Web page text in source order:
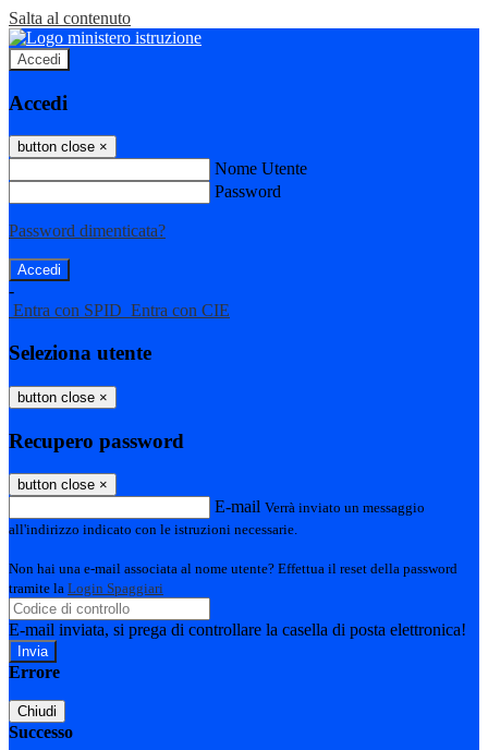
Salta al contenuto
Accedi
Accedi
button close ×
Nome Utente
Password
Password dimenticata?
-
Entra con SPID Entra con CIE
Seleziona utente
button close ×
Recupero password
button close ×
E-mail Verrà inviato un messaggio
all'indirizzo indicato con le istruzioni necessarie.
Non hai una e-mail associata al nome utente? Effettua il reset della password
tramite la Login Spaggiari
E-mail inviata, si prega di controllare la casella di posta elettronica!
Errore
Chiudi
Successo